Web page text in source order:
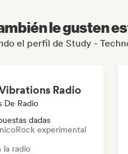
le gusten
el perfil de Study -
Radio
De Radio
dadas
Rock experimental
la radio